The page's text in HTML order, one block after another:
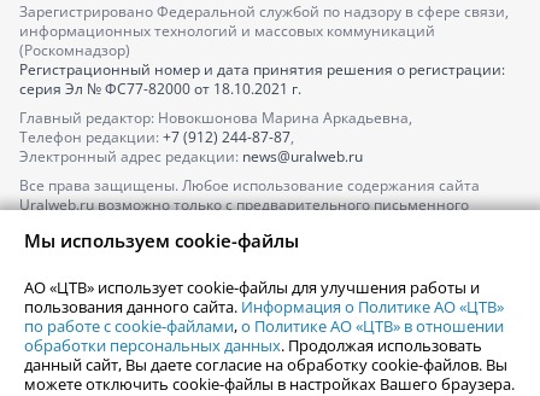
Зарегистрировано Федеральной службой по надзору в сфере связи,
информационных технологий и массовых коммуникаций
(Роскомнадзор)
Регистрационный номер и дата принятия решения о регистрации:
серия Эл № ФС77-82000от 18.10.2021 г.
Главный редактор: Новокшонова Марина Аркадьевна,
Телефон редакции: +7 (912) 244-87-87,
Электронный адрес редакции: news@uralweb.ru
Все права защищены. Любое использование содержания сайта
Uralweb.ru возможно только с предварительного письменного
По вопросам размещения рекламы обращайтесь по тел.
По вопросам размещения информации в разделе «Афиша»
afisha@uralweb.ru
Пользовательское соглашение на использование сайта
Политика АО «ЦТВ» в отношении обработки персональных данных
Мы используем cookie-файлы
АО «ЦТВ» использует cookie-файлы для улучшения работы и
пользования данного сайта. Информация о Политике АО «ЦТВ»
по работе с cookie-файлами,о Политике АО «ЦТВ» в отношении
обработки персональных данных. Продолжая использовать
данный сайт, Вы даете согласие на обработку cookie-файлов. Вы
можете отключить cookie-файлы в настройках Вашего браузера.